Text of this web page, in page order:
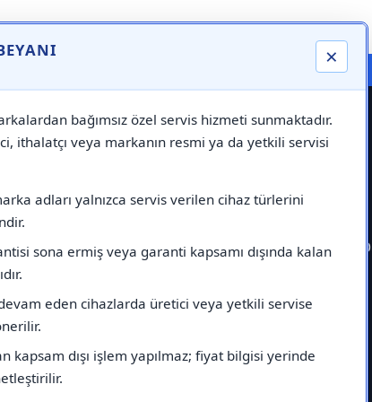
×
bağımsız özel servis hizmeti sunmaktadır.
ithalatçı veya markanın resmi ya da yetkili servisi
adları yalnızca servis verilen cihaz türlerini
sona ermiş veya garanti kapsamı dışında kalan
eden cihazlarda üretici veya yetkili servise
kapsam dışı işlem yapılmaz; fiyat bilgisi yerinde
⚠️ Markadan Bağımsız "Özel Servis" Hizmeti
Gorenje Servisi çağırabilirsiniz.Markadan